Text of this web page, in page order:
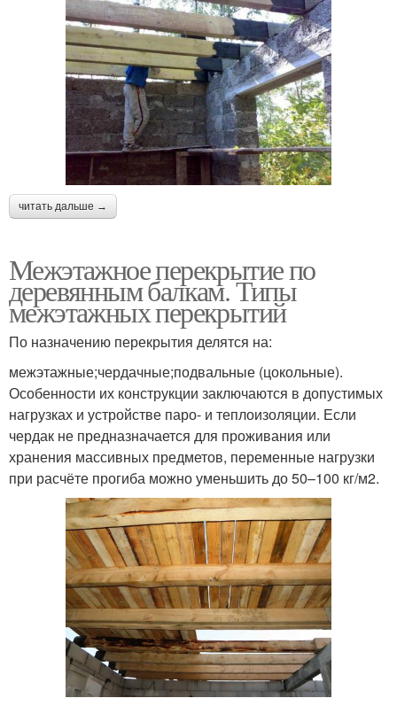
читать дальше →
Межэтажное перекрытие по
деревянным балкам. Типы
межэтажных перекрытий
По назначению перекрытия делятся на:
межэтажные;чердачные;подвальные (цокольные).
Особенности их конструкции заключаются в допустимых
нагрузках и устройстве паро- и теплоизоляции. Если
чердак не предназначается для проживания или
хранения массивных предметов, переменные нагрузки
при расчёте прогиба можно уменьшить до 50–100 кг/м2.